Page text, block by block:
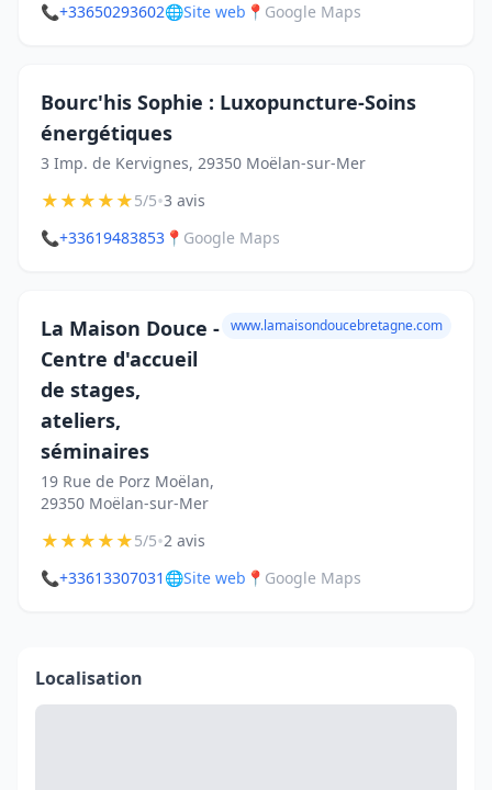
📞+33650293602🌐Site web 📍 Google Maps
Bourc'his Sophie : Luxopuncture-Soins
énergétiques
3 Imp. de Kervignes, 29350 Moëlan-sur-Mer
★★★★★5/5•3 avis
📞+33619483853 📍 Google Maps
La Maison Douce -
Centre d'accueil
de stages,
ateliers,
séminaires
19 Rue de Porz Moëlan,
29350 Moëlan-sur-Mer
www.lamaisondoucebretagne.com
★★★★★5/5•2 avis
📞+33613307031 🌐Site web 📍 Google Maps
Localisation